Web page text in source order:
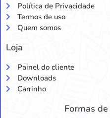
Política de Privacidade
Termos de uso
Quem somos
Loja
Painel do cliente
Downloads
Carrinho
Formas